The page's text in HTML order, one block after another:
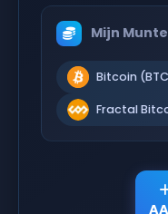
Mijn
Bitcoin
Fractal